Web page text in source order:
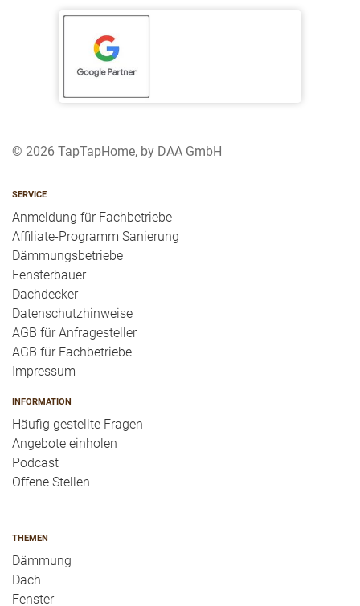
© 2026 TapTapHome, by DAA GmbH
SERVICE
Anmeldung für Fachbetriebe
Affiliate-Programm Sanierung
Dämmungsbetriebe
Fensterbauer
Dachdecker
Datenschutzhinweise
AGB für Anfragesteller
AGB für Fachbetriebe
Impressum
INFORMATION
Häufig gestellte Fragen
Angebote einholen
Podcast
Offene Stellen
THEMEN
Dämmung
Dach
Fenster